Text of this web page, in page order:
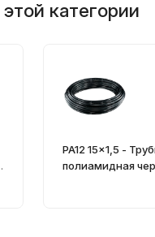
категории
PA12 15x1,5 -
полиамидная